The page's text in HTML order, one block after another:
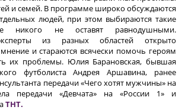
и семей. В программе широко обсуждаются
людей, при этом выбираются такие
никого не оставят равнодушными.
из разных областей открыто
и стараются всячески помочь героям
их проблемы. Юлия Барановская, бывшая
футболиста Андрея Аршавина, ранее
передачи «Чего хотят мужчины» на
передачи «Девчата» на «России 1» и
ТНТ.